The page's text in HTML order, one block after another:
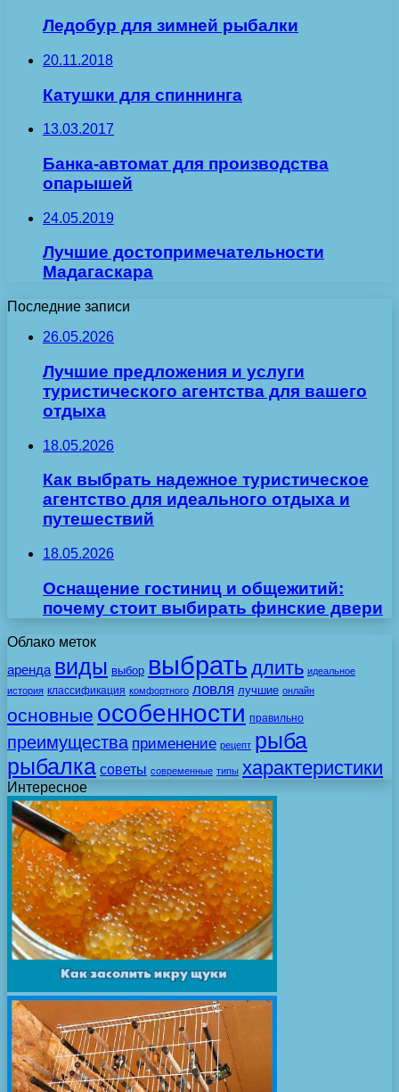
Ледобур для зимней рыбалки
20.11.2018
Катушки для спиннинга
13.03.2017
Банка-автомат для производства
опарышей
24.05.2019
Лучшие достопримечательности
Мадагаскара
Последние записи
26.05.2026
Лучшие предложения и услуги
туристического агентства для вашего
отдыха
18.05.2026
Как выбрать надежное туристическое
агентство для идеального отдыха и
путешествий
18.05.2026
Оснащение гостиниц и общежитий:
почему стоит выбирать финские двери
Облако меток
аренда виды выбор выбрать длить идеальное
история классификация комфортного ловля лучшие онлайн
основные особенности правильно
преимущества применение рецепт рыба
рыбалка советы современные типы характеристики
Интересное